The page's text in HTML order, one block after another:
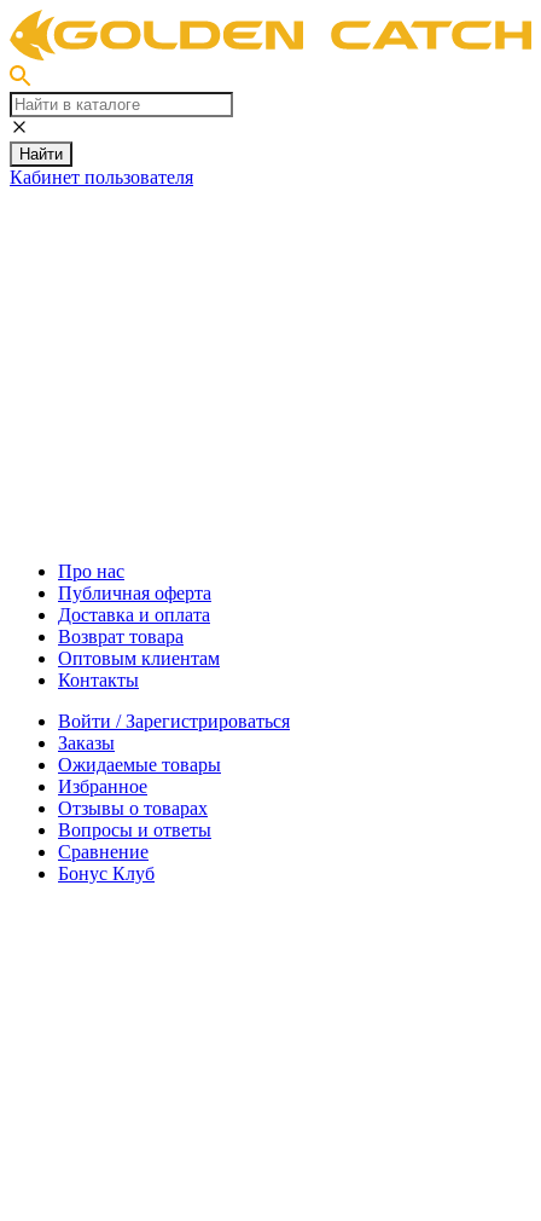
Найти
Кабинет пользователя
Про нас
Публичная оферта
Доставка и оплата
Возврат товара
Оптовым клиентам
Контакты
Войти / Зарегистрироваться
Заказы
Ожидаемые товары
Избранное
Отзывы о товарах
Вопросы и ответы
Сравнение
Бонус Клуб